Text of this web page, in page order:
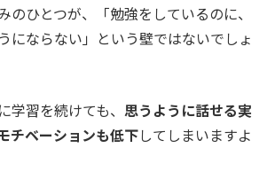
のひとつが、「勉強をしているのに、
にならない」という壁ではないでしょ
学習を続けても、 思うように話せる実
チベーションも低下してしまいますよ